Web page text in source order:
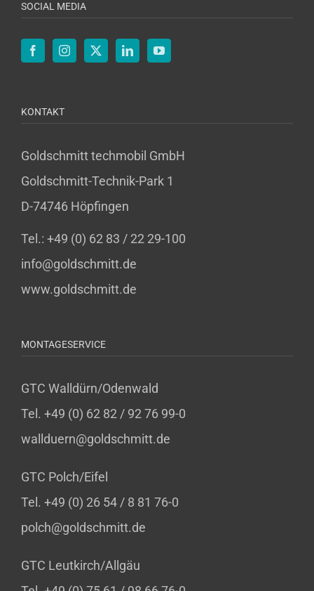
SOCIAL MEDIA
KONTAKT
Goldschmitt techmobil GmbH
Goldschmitt-Technik-Park 1
D-74746 Höpfingen
Tel.: +49 (0) 62 83 / 22 29-100
info@goldschmitt.de
www.goldschmitt.de
MONTAGESERVICE
GTC Walldürn/Odenwald
Tel. +49 (0) 62 82 / 92 76 99-0
wallduern@goldschmitt.de
GTC Polch/Eifel
Tel. +49 (0) 26 54 / 8 81 76-0
polch@goldschmitt.de
GTC Leutkirch/Allgäu